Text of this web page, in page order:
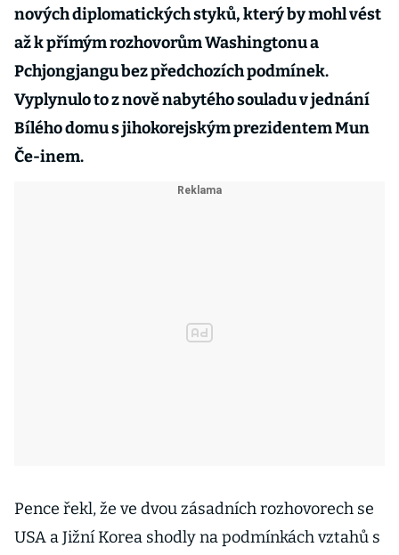
nových diplomatických styků, který by mohl vést
až k přímým rozhovorům Washingtonu a
Pchjongjangu bez předchozích podmínek.
Vyplynulo to z nově nabytého souladu v jednání
Bílého domu s jihokorejským prezidentem Mun
Če-inem.
Pence řekl, že ve dvou zásadních rozhovorech se
USA a Jižní Korea shodly na podmínkách vztahů s